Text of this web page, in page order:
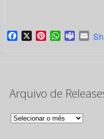
Facebook
X PinterestWhatsApp
Teams
Arquivo de
Arquivo